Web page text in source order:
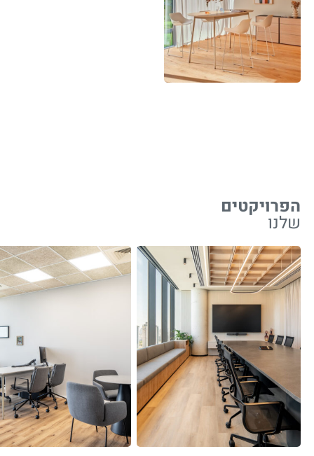
הפרויקטים
שלנו